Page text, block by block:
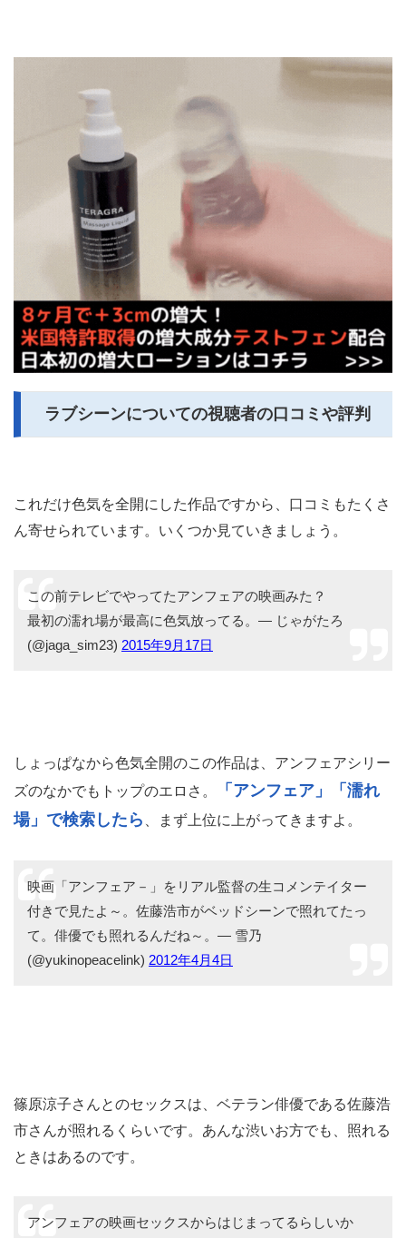
ラブシーンについての視聴者の口コミや評判
これだけ色気を全開にした作品ですから、口コミもたくさ
ん寄せられています。いくつか見ていきましょう。
この前テレビでやってたアンフェアの映画みた？
最初の濡れ場が最高に色気放ってる。— じゃがたろ
(@jaga_sim23) 2015年9月17日
しょっぱなから色気全開のこの作品は、アンフェアシリー
ズのなかでもトップのエロさ。
「アンフェア」「濡れ
場」で検索したら
、まず上位に上がってきますよ。
映画「アンフェア－」をリアル監督の生コメンテイター
付きで見たよ～。佐藤浩市がベッドシーンで照れてたっ
て。俳優でも照れるんだね～。— 雪乃
(@yukinopeacelink) 2012年4月4日
篠原涼子さんとのセックスは、ベテラン俳優である佐藤浩
市さんが照れるくらいです。あんな渋いお方でも、照れる
ときはあるのです。
アンフェアの映画セックスからはじまってるらしいか